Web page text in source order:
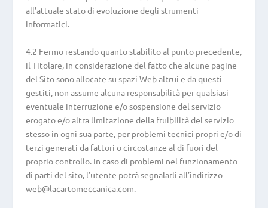
all’attuale stato di evoluzione degli strumenti
informatici.
4.2 Fermo restando quanto stabilito al punto precedente,
il Titolare, in considerazione del fatto che alcune pagine
del Sito sono allocate su spazi Web altrui e da questi
gestiti, non assume alcuna responsabilità per qualsiasi
eventuale interruzione e/o sospensione del servizio
erogato e/o altra limitazione della fruibilità del servizio
stesso in ogni sua parte, per problemi tecnici propri e/o di
terzi generati da fattori o circostanze al di fuori del
proprio controllo. In caso di problemi nel funzionamento
di parti del sito, l’utente potrà segnalarli all’indirizzo
web@lacartomeccanica.com.